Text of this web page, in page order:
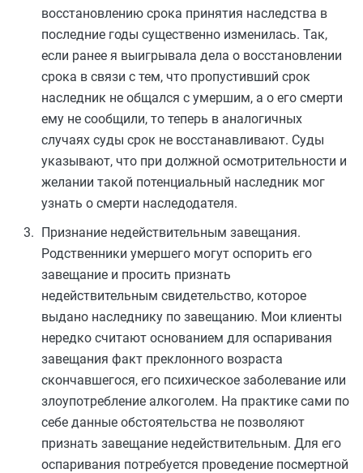
восстановлению срока принятия наследства в
последние годы существенно изменилась. Так,
если ранее я выигрывала дела о восстановлении
срока в связи с тем, что пропустивший срок
наследник не общался с умершим, а о его смерти
ему не сообщили, то теперь в аналогичных
случаях суды срок не восстанавливают. Суды
указывают, что при должной осмотрительности и
желании такой потенциальный наследник мог
узнать о смерти наследодателя.
Признание недействительным завещания.
Родственники умершего могут оспорить его
завещание и просить признать
недействительным свидетельство, которое
выдано наследнику по завещанию. Мои клиенты
нередко считают основанием для оспаривания
завещания факт преклонного возраста
скончавшегося, его психическое заболевание или
злоупотребление алкоголем. На практике сами по
себе данные обстоятельства не позволяют
признать завещание недействительным. Для его
оспаривания потребуется проведение посмертной